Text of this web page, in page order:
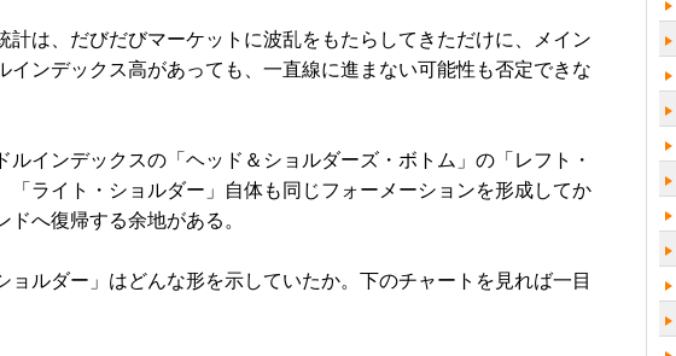
は、だびだびマーケットに波乱をもたらしてきただけに、メイン
インデックス高があっても、一直線に進まない可能性も否定できな
インデックスの「ヘッド＆ショルダーズ・ボトム」の「レフト・
「ライト・ショルダー」自体も同じフォーメーションを形成してか
ドへ復帰する余地がある。
ルダー」はどんな形を示していたか。下のチャートを見れば一目